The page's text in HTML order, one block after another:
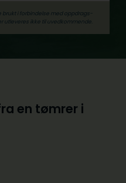
i forbindelse med oppdrags­
utleveres ikke til uvedkommende.
en tømrer i